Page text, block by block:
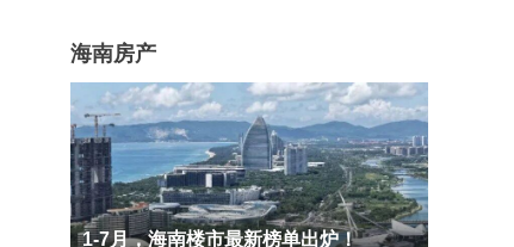
海南房产
1-7月，海南楼市最新榜单出炉！